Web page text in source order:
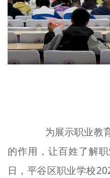
文明评论
北京宣传文化引导基金
宣传思想文化人才
为展示职业教育
的作用，让百姓了解
日，平谷区职业学校